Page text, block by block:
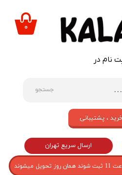
جستجو
نام در
۰
ارسال سریع تهران
، پشتیبانی